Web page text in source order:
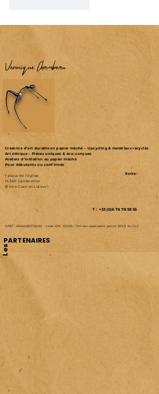
Véronique Chambeau
Créatrice d’art durable en papier mâché – Upcycling & matériaux recyclés
Art éthique – Pièces uniques & éco-conçues
Ateliers d'initiation au papier mâché
Pour débutants ou confirmés
1 place de l'Eglise
14340 Cambremer
(Entre Caen et Lisieux)
Ecrire :
SIRET : 48066285700022 - Code APE : 9003A / TVA non applicable (article 293 B du CGI)
T : +33 (0)6 76 78 59 55
Les
PARTENAIRES